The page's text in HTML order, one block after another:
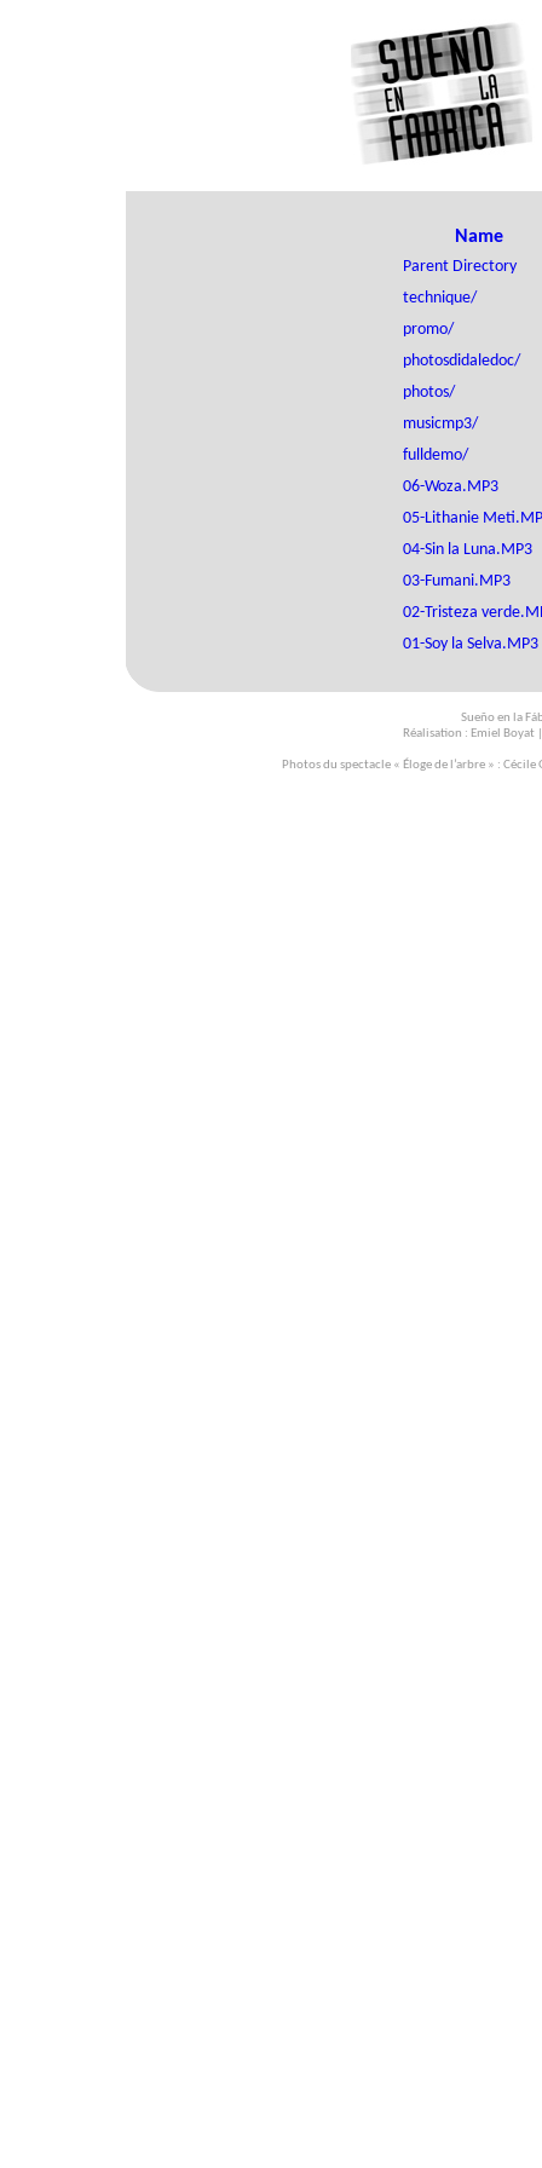
Name
Parent Directory
technique/
promo/
photosdidaledoc/
photos/
musicmp3/
fulldemo/
06-Woza.MP3
05-Lithanie
04-Sin la Luna.MP3
03-Fumani.MP3
02-Tristeza
01-Soy la Selva.MP3
Sueño en la
Réalisation : Emiel Boyat
Photos du spectacle « Éloge de l’arbre » :